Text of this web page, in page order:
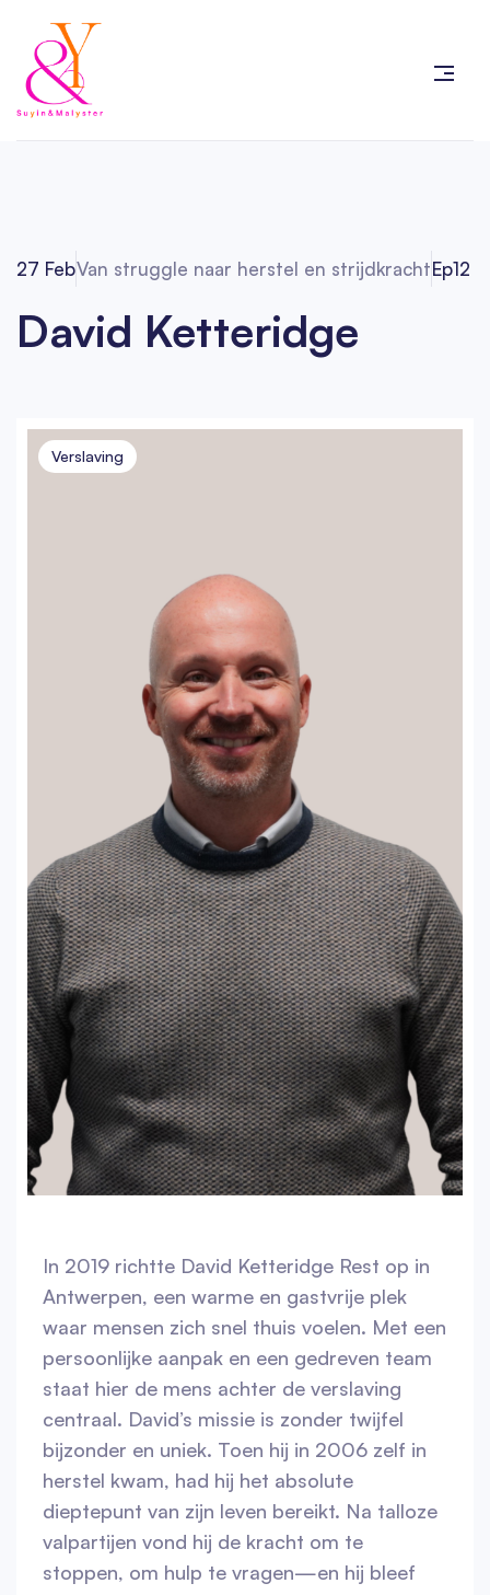
27 FebVan struggle naar herstel en strijdkrachtEp12
David Ketteridge
Verslaving
In 2019 richtte David Ketteridge Rest op in
Antwerpen, een warme en gastvrije plek
waar mensen zich snel thuis voelen. Met een
persoonlijke aanpak en een gedreven team
staat hier de mens achter de verslaving
centraal. David’s missie is zonder twijfel
bijzonder en uniek. Toen hij in 2006 zelf in
herstel kwam, had hij het absolute
dieptepunt van zijn leven bereikt. Na talloze
valpartijen vond hij de kracht om te
stoppen, om hulp te vragen—en hij bleef